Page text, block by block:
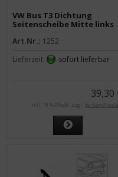
VW Bus T3 Dichtung
Seitenscheibe Mitte links
Art.Nr.: 1252
Lieferzeit:
sofort lieferbar
39,30
inkl. 19 % MwSt. zzgl.